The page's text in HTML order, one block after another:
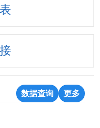
更多
数据查询